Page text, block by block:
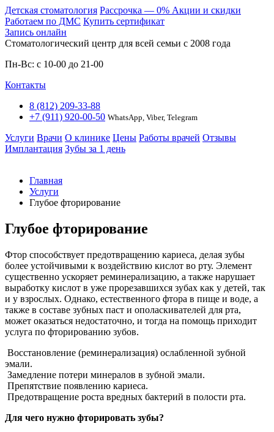
Детская стоматология Расcрочка — 0% Акции и скидки
Работаем по ДМС Купить сертификат
Запись онлайн
Стоматологический центр для всей семьи c 2008 года
Пн-Вс: с 10-00 до 21-00
Контакты
8 (812) 209-33-88
+7 (911) 920-00-50 WhatsApp, Viber, Telegram
Услуги Врачи О клинике Цены Работы врачей Отзывы
Имплантация Зубы за 1 день
Главная
Услуги
Глубое фторирование
Глубое фторирование
Фтор способствует предотвращению кариеса, делая зубы
более устойчивыми к воздействию кислот во рту. Элемент
существенно ускоряет реминерализацию, а также нарушает
выработку кислот в уже прорезавшихся зубах как у детей, так
и у взрослых. Однако, естественного фтора в пище и воде, а
также в составе зубных паст и ополаскивателей для рта,
может оказаться недостаточно, и тогда на помощь приходит
услуга по фторированию зубов.
Восстановление (реминерализация) ослабленной зубной
эмали.
Замедление потери минералов в зубной эмали.
Препятствие появлению кариеса.
Предотвращение роста вредных бактерий в полости рта.
Для чего нужно фторировать зубы?